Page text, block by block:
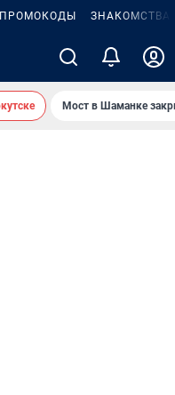
ПРОМОКОДЫ ЗНАКОМСТВА
Мост в Шаманке